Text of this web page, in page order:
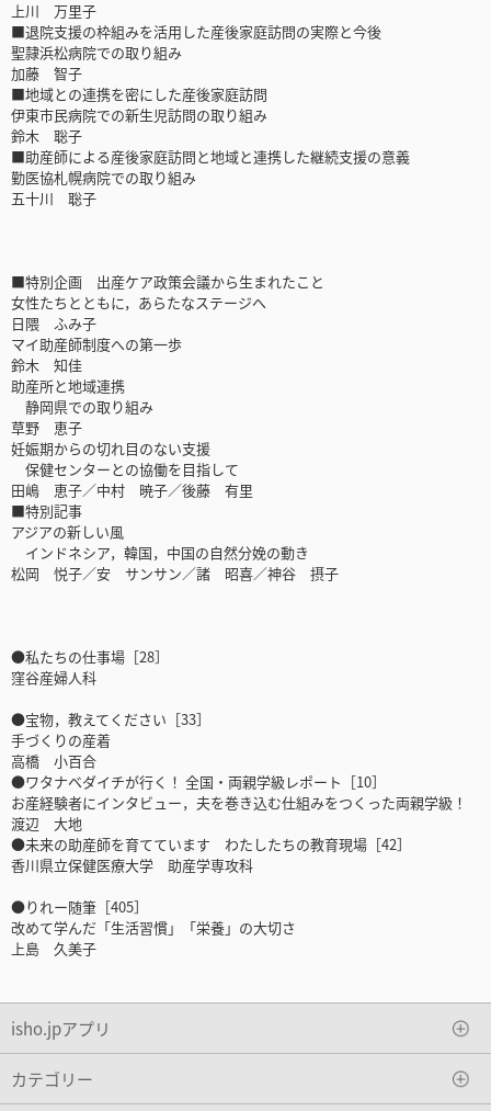
上川 万里子
■退院支援の枠組みを活用した産後家庭訪問の実際と今後
聖隷浜松病院での取り組み
加藤 智子
■地域との連携を密にした産後家庭訪問
伊東市民病院での新生児訪問の取り組み
鈴木 聡子
■助産師による産後家庭訪問と地域と連携した継続支援の意義
勤医協札幌病院での取り組み
五十川 聡子
■特別企画 出産ケア政策会議から生まれたこと
女性たちとともに，あらたなステージへ
日隈 ふみ子
マイ助産師制度への第一歩
鈴木 知佳
助産所と地域連携
静岡県での取り組み
草野 恵子
妊娠期からの切れ目のない支援
保健センターとの協働を目指して
田嶋 恵子／中村 暁子／後藤 有里
■特別記事
アジアの新しい風
インドネシア，韓国，中国の自然分娩の動き
松岡 悦子／安 サンサン／諸 昭喜／神谷 摂子
●私たちの仕事場［28］
窪谷産婦人科
●宝物，教えてください［33］
手づくりの産着
高橋 小百合
●ワタナベダイチが行く！ 全国・両親学級レポート［10］
お産経験者にインタビュー，夫を巻き込む仕組みをつくった両親学級！
渡辺 大地
●未来の助産師を育てています わたしたちの教育現場［42］
香川県立保健医療大学 助産学専攻科
●りれー随筆［405］
改めて学んだ「生活習慣」「栄養」の大切さ
上島 久美子
isho.jpアプリ
カテゴリー